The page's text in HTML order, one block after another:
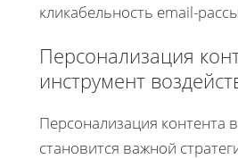
кликабельность email-
Персонализация
инструмент
Персонализация контента
становится важной